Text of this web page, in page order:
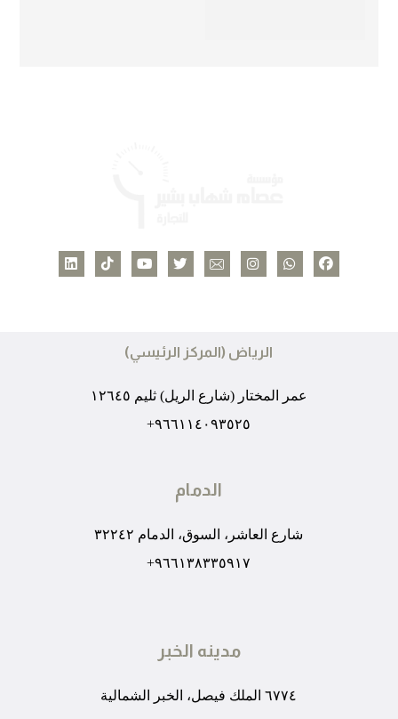
الرياض (المركز الرئيسي)
عمر المختار (شارع الريل) ثليم ١٢٦٤٥
٩٦٦١١٤٠٩٣٥٢٥+
الدمام
شارع العاشر، السوق، الدمام ٣٢٢٤٢
٩٦٦١٣٨٣٣٥٩١٧+
مدينه الخبر
٦٧٧٤ الملك فيصل، الخبر الشمالية